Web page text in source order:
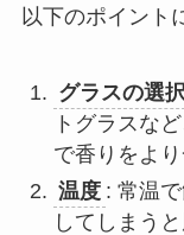
以下のポイント
グラスの選
トグラスな
で香りをよ
温度 : 常温
してしまう